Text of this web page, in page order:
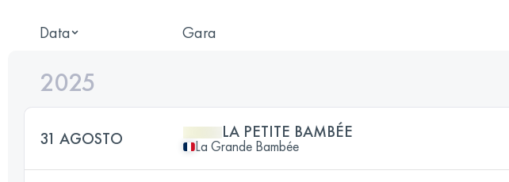
Data Gara
2025
31 AGOSTO LA PETITE BAMBÉE
La Grande Bambée